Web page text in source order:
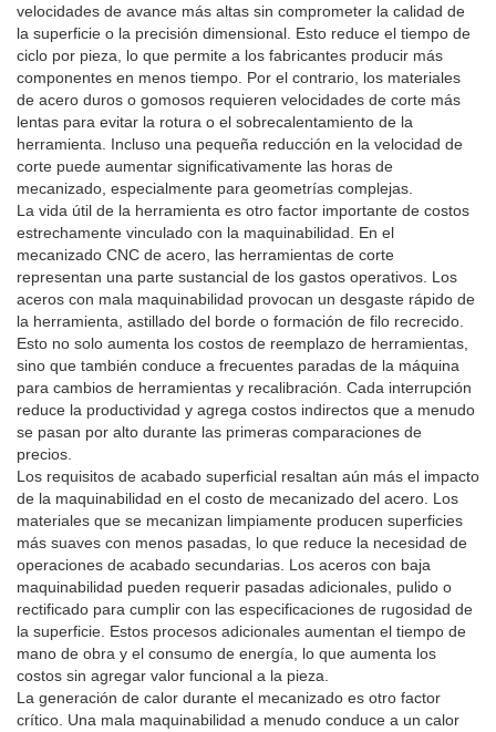
velocidades de avance más altas sin comprometer la calidad de
la superficie o la precisión dimensional. Esto reduce el tiempo de
ciclo por pieza, lo que permite a los fabricantes producir más
componentes en menos tiempo. Por el contrario, los materiales
de acero duros o gomosos requieren velocidades de corte más
lentas para evitar la rotura o el sobrecalentamiento de la
herramienta. Incluso una pequeña reducción en la velocidad de
corte puede aumentar significativamente las horas de
mecanizado, especialmente para geometrías complejas.
La vida útil de la herramienta es otro factor importante de costos
estrechamente vinculado con la maquinabilidad. En el
mecanizado CNC de acero, las herramientas de corte
representan una parte sustancial de los gastos operativos. Los
aceros con mala maquinabilidad provocan un desgaste rápido de
la herramienta, astillado del borde o formación de filo recrecido.
Esto no solo aumenta los costos de reemplazo de herramientas,
sino que también conduce a frecuentes paradas de la máquina
para cambios de herramientas y recalibración. Cada interrupción
reduce la productividad y agrega costos indirectos que a menudo
se pasan por alto durante las primeras comparaciones de
precios.
Los requisitos de acabado superficial resaltan aún más el impacto
de la maquinabilidad en el costo de mecanizado del acero. Los
materiales que se mecanizan limpiamente producen superficies
más suaves con menos pasadas, lo que reduce la necesidad de
operaciones de acabado secundarias. Los aceros con baja
maquinabilidad pueden requerir pasadas adicionales, pulido o
rectificado para cumplir con las especificaciones de rugosidad de
la superficie. Estos procesos adicionales aumentan el tiempo de
mano de obra y el consumo de energía, lo que aumenta los
costos sin agregar valor funcional a la pieza.
La generación de calor durante el mecanizado es otro factor
crítico. Una mala maquinabilidad a menudo conduce a un calor